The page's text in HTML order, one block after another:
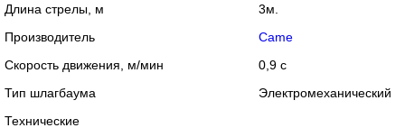
Длина стрелы, м
3м.
Производитель
Came
Скорость движения, м/мин
0,9 с
Тип шлагбаума
Электромеханический
Технические